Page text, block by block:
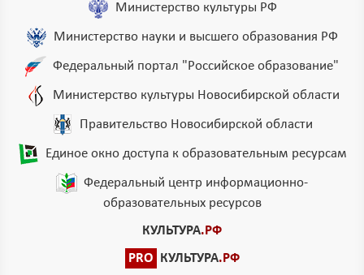
Министерство культуры РФ
Министерство науки и высшего образования РФ
Федеральный портал "Российское образование"
Министерство культуры Новосибирской области
Правительство Новосибирской области
Единое окно доступа к образовательным ресурсам
Федеральный центр информационно-
образовательных ресурсов
КУЛЬТУРА.РФ
PRO
КУЛЬТУРА.РФ